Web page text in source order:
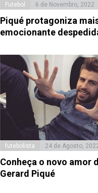
Futebol 6 de Novembro, 2022
Piqué protagoniza
emocionante
futebolista 24 de Agosto,
Conheça o novo amor
Gerard Piqué